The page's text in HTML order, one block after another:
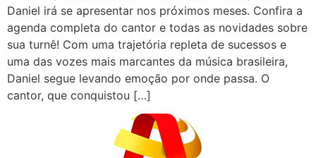
Daniel irá se apresentar nos próximos meses. Confira a
agenda completa do cantor e todas as novidades sobre
sua turnê! Com uma trajetória repleta de sucessos e
uma das vozes mais marcantes da música brasileira,
Daniel segue levando emoção por onde passa. O
cantor, que conquistou […]